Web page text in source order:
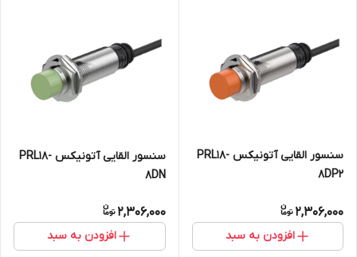
سنسور القایی آتونیکس PRL18-
8DP2
2,306,000
افزودن به سبد
سنسور القایی آتونیکس PRL18-
8DN
2,306,000
افزودن به سبد